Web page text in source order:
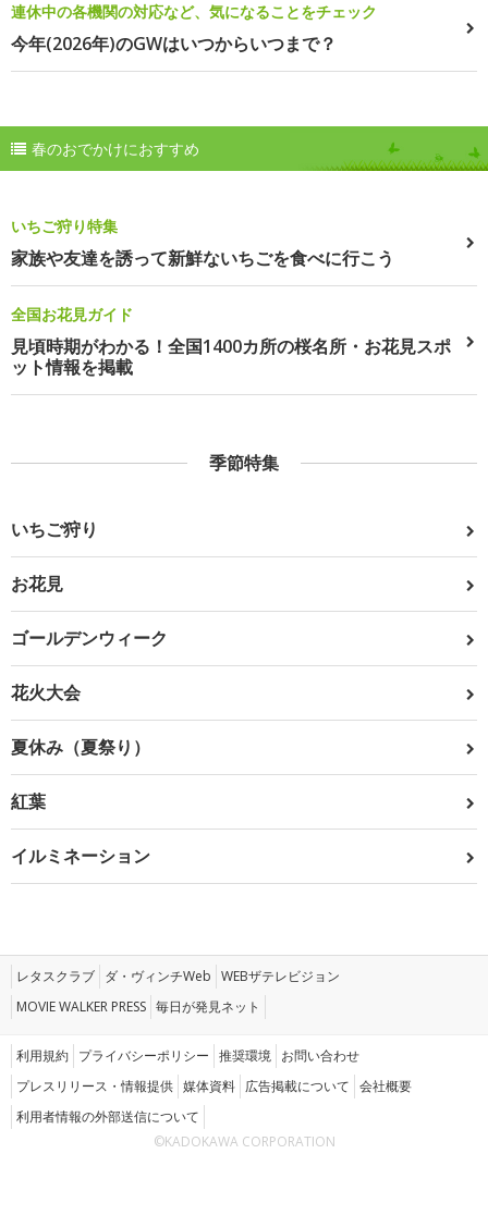
連休中の各機関の対応など、気になることをチェック
今年(2026年)のGWはいつからいつまで？
春のおでかけにおすすめ
いちご狩り特集
家族や友達を誘って新鮮ないちごを食べに行こう
全国お花見ガイド
見頃時期がわかる！全国1400カ所の桜名所・お花見スポ
ット情報を掲載
季節特集
いちご狩り
お花見
ゴールデンウィーク
花火大会
夏休み（夏祭り）
紅葉
イルミネーション
レタスクラブ ダ・ヴィンチWeb WEBザテレビジョン
MOVIE WALKER PRESS 毎日が発見ネット
利用規約 プライバシーポリシー 推奨環境 お問い合わせ
プレスリリース・情報提供 媒体資料 広告掲載について 会社概要
利用者情報の外部送信について
©KADOKAWA CORPORATION